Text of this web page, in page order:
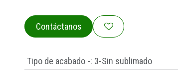
Contáctanos
Tipo de acabado -: 3-Sin sublimado